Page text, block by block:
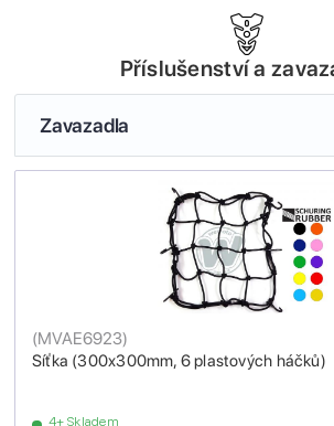
Příslušenství a
Zavazadla
Síťka (300x300mm, 6 plastových háčků)
(MVAE6923)
4+ Skladem